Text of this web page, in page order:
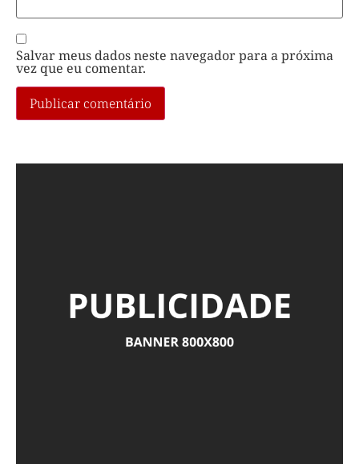
Salvar meus dados neste navegador para a próxima
vez que eu comentar.